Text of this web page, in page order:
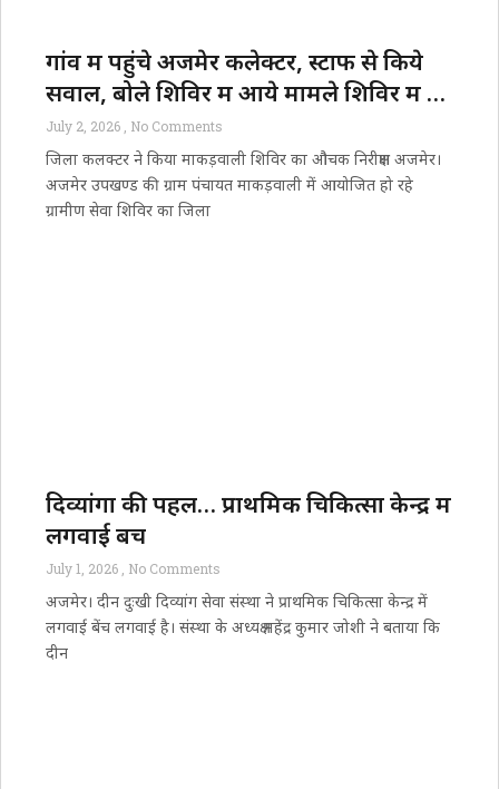
बड़ा कदमगांव में पहुंचे अजमेर कलेक्टर, स्टाफ से किये
सवाल, बोले शिविर में आये मामले शिविर में ही
निपटाए
July 2, 2026 No Comments
जिला कलक्टर ने किया माकड़वाली शिविर का औचक निरीक्षण अजमेर।
अजमेर उपखण्ड की ग्राम पंचायत माकड़वाली में आयोजित हो रहे
ग्रामीण सेवा शिविर का जिला
दिव्यांगों की पहल… प्राथमिक चिकित्सा केन्द्र में
लगवाई बेंच
July 1, 2026 No Comments
अजमेर। दीन दुःखी दिव्यांग सेवा संस्था ने प्राथमिक चिकित्सा केन्द्र में
लगवाई बेंच लगवाई है। संस्था के अध्यक्ष महेंद्र कुमार जोशी ने बताया कि
दीन